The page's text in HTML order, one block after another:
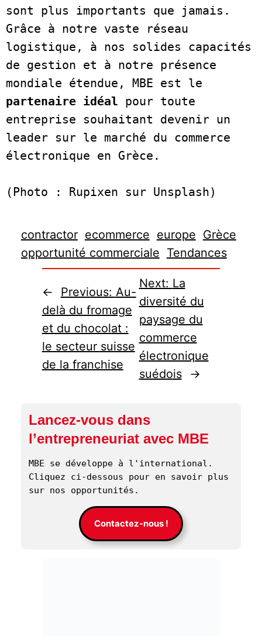
sont plus importants que jamais.
Grâce à notre vaste réseau
logistique, à nos solides capacités
de gestion et à notre présence
partenaire idéal pour toute
entreprise souhaitant devenir un
leader sur le marché du commerce
électronique en Grèce.
(Photo : Rupixen sur Unsplash)
contractor ecommerce europe Grèce
opportunité commerciale Tendances
← Previous: Au-
delà du fromage
et du chocolat :
le secteur suisse
de la franchise
Next: La
diversité du
paysage du
commerce
électronique
suédois
→
Lancez-vous dans
l’entrepreneuriat avec MBE
MBE se développe à l'international.
Cliquez ci-dessous pour en savoir plus
sur nos opportunités.
Contactez-nous !